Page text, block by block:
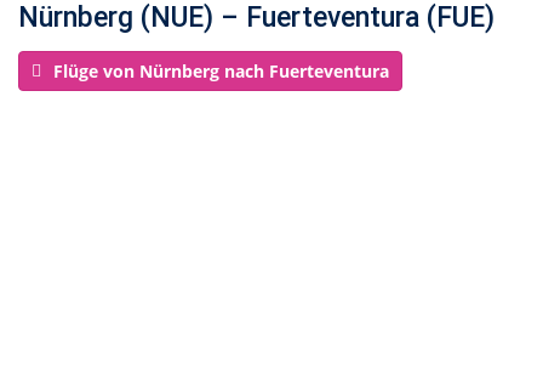
Nürnberg (NUE) – Fuerteventura (FUE)
Flüge von Nürnberg nach Fuerteventura